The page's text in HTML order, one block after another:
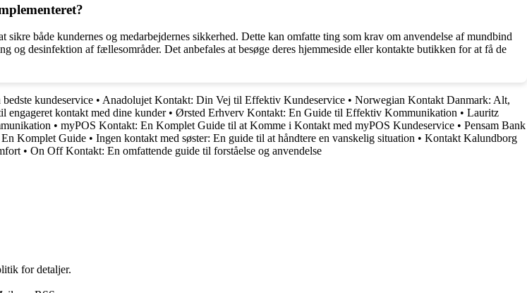
både kundernes og medarbejdernes sikkerhed. Dette kan omfatte ting som krav om anvendelse af mundbind
desinfektion af fællesområder. Det anbefales at besøge deres hjemmeside eller kontakte butikken for at få de
kundeservice • Anadolujet Kontakt: Din Vej til Effektiv Kundeservice • Norwegian Kontakt Danmark: Alt,
engageret kontakt med dine kunder• Ørsted Erhverv Kontakt: En Guide til Effektiv Kommunikation • Lauritz
• myPOS Kontakt: En Komplet Guide til at Komme i Kontakt med myPOS Kundeservice • Pensam Bank
Komplet Guide • Ingen kontakt med søster: En guide til at håndtere en vanskelig situation • Kontakt Kalundborg
• On Off Kontakt: En omfattende guide til forståelse og anvendelse
for detaljer.